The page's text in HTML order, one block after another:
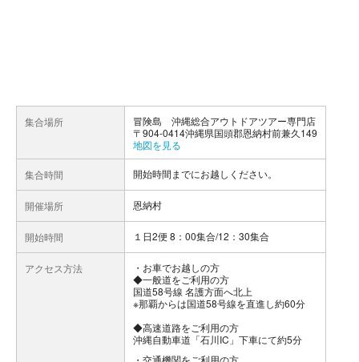
集合場所
冒険島 沖縄総合アウトドアツアー専門店
〒904-0414沖縄県国頭郡恩納村前兼久149
地図を見る
集合時間 開始時間までにお越しください。
開催場所 恩納村
開始時間 １日2便 8：00集合/12：30集合
アクセス方法
お車でお越しの方
◆一般道をご利用の方
国道58号線 名護方面へ北上
※那覇からは国道58号線を直進し約60分
◆高速道路をご利用の方
沖縄自動車道「石川IC」下車にて約5分
交通機関をご利用の方